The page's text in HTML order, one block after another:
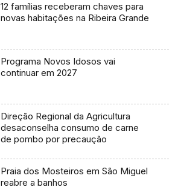
12 famílias receberam chaves para
novas habitações na Ribeira Grande
Programa Novos Idosos vai
continuar em 2027
Direção Regional da Agricultura
desaconselha consumo de carne
de pombo por precaução
Praia dos Mosteiros em São Miguel
reabre a banhos